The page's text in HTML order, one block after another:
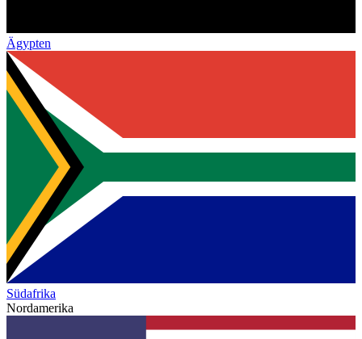
Ägypten
Südafrika
Nordamerika